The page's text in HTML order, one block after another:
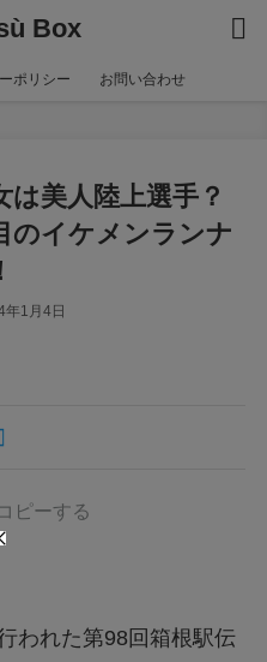
Box
ポリシー お問い合わせ
は美人陸上選手？
のイケメンランナ
年1月4日
ピーする
われた第98回箱根駅伝